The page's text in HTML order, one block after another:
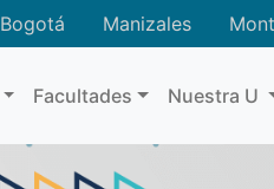
Bogotá Manizales
Facultades Nuestra U